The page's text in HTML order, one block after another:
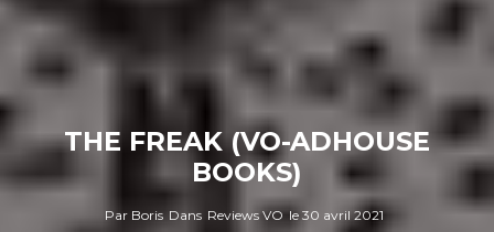
THE FREAK (VO-ADHOUSE
BOOKS)
Par Boris Dans Reviews VO le 30 avril 2021